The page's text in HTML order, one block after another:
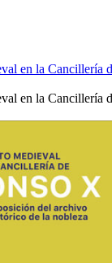
en la Cancillería
en la Cancillería